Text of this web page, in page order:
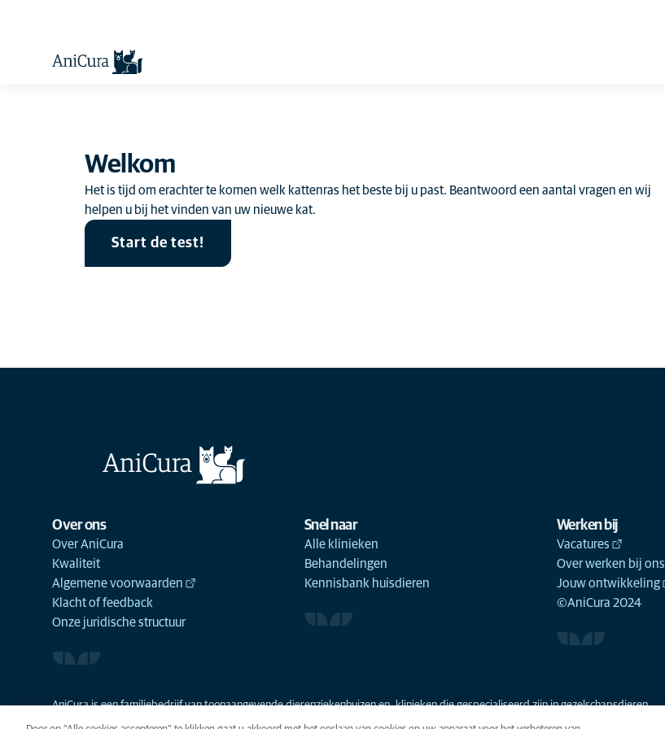
Welkom
Het is tijd om erachter te komen welk kattenras het beste bij u past. Beantwoord een aantal vragen en wij
helpen u bij het vinden van uw nieuwe kat.
Start de test!
Over ons
Over AniCura
Kwaliteit
Algemene voorwaarden
Klacht of feedback
Onze juridische structuur
Snel naar
Alle klinieken
Behandelingen
Kennisbank huisdieren
Werken bij
Vacatures
Over werken bij ons
Jouw ontwikkeling
©AniCura 2024
AniCura is een familiebedrijf van toonaangevende dierenziekenhuizen en -klinieken die gespecialiseerd zijn in gezelschapsdieren.